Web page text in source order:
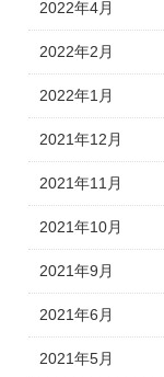
2022年4月
2022年2月
2022年1月
2021年12月
2021年11月
2021年10月
2021年9月
2021年6月
2021年5月